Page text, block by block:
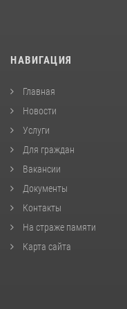
НАВИГАЦИЯ
Главная
Новости
Услуги
Для граждан
Вакансии
Документы
Контакты
На страже памяти
Карта сайта